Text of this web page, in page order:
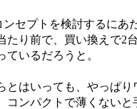
セプトを検討するにあ
たり前で、買い換えで2
ているだろうと。
はいっても、やっぱり
コンパクトで薄くない